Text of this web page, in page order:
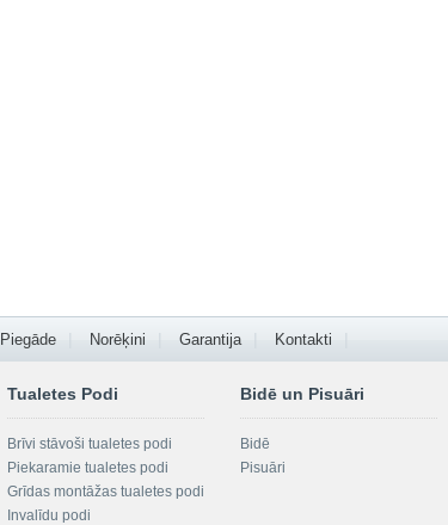
Piegāde Norēķini Garantija Kontakti
Tualetes Podi
Brīvi stāvoši tualetes podi
Piekaramie tualetes podi
Grīdas montāžas tualetes podi
Invalīdu podi
Bidē un Pisuāri
Bidē
Pisuāri